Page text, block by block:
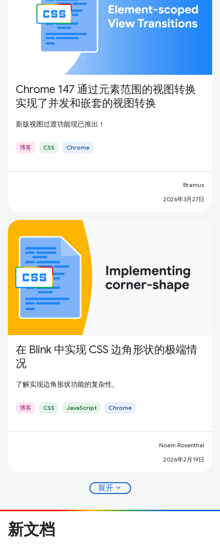
Chrome 147 通过元素范围的视图转换
实现了并发和嵌套的视图转换
新版视图过渡功能现已推出！
博客 CSS Chrome
Bramus
2026年3月27日
在 Blink 中实现 CSS 边角形状的极端情
况
了解实现边角形状功能的复杂性。
博客 CSS JavaScript Chrome
Noam Rosenthal
2026年2月19日
展开 expand_more
新文档